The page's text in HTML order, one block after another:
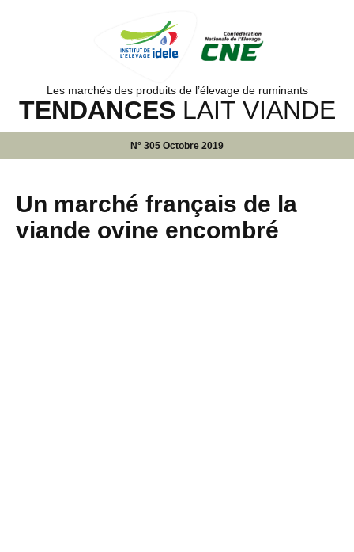
Les marchés des produits de l’élevage de ruminants
TENDANCES LAIT VIANDE
N° 305 Octobre 2019
Un marché français de la
viande ovine encombré